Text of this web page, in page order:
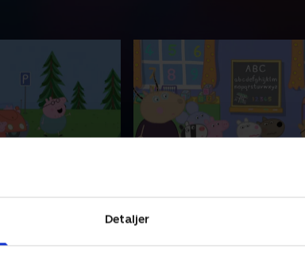
Detaljer
Gustav,
Gurli elsker at
sammen med sin lillebror